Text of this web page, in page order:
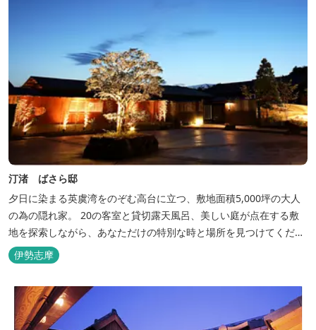
汀渚 ばさら邸
夕日に染まる英虞湾をのぞむ高台に立つ、敷地面積5,000坪の大人
の為の隠れ家。 20の客室と貸切露天風呂、美しい庭が点在する敷
地を探索しながら、あなただけの特別な時と場所を見つけてくださ
い。
伊勢志摩